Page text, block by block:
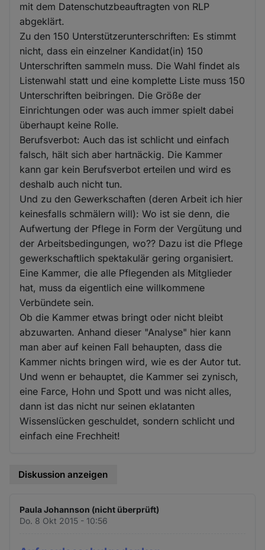
mit dem Datenschutzbeauftragten von RLP
abgeklärt.
Zu den 150 Unterstützerunterschriften: Es stimmt
nicht, dass ein einzelner Kandidat(in) 150
Unterschriften sammeln muss. Die Wahl findet als
Listenwahl statt und eine komplette Liste muss 150
Unterschriften beibringen. Die Größe der
Einrichtungen oder was auch immer spielt dabei
überhaupt keine Rolle.
Berufsverbot: Auch das ist schlicht und einfach
falsch, hält sich aber hartnäckig. Die Kammer
kann gar kein Berufsverbot erteilen und wird es
deshalb auch nicht tun.
Und zu den Gewerkschaften (deren Arbeit ich hier
keinesfalls schmälern will): Wo ist sie denn, die
Aufwertung der Pflege in Form der Vergütung und
der Arbeitsbedingungen, wo?? Dazu ist die Pflege
gewerkschaftlich spektakulär gering organisiert.
Eine Kammer, die alle Pflegenden als Mitglieder
hat, muss da eigentlich eine willkommene
Verbündete sein.
Ob die Kammer etwas bringt oder nicht bleibt
abzuwarten. Anhand dieser "Analyse" hier kann
man aber auf keinen Fall behaupten, dass die
Kammer nichts bringen wird, wie es der Autor tut.
Und wenn er behauptet, die Kammer sei zynisch,
eine Farce, Hohn und Spott und was nicht alles,
dann ist das nicht nur seinen eklatanten
Wissenslücken geschuldet, sondern schlicht und
einfach eine Frechheit!
Diskussion anzeigen
Paula Johannson (nicht überprüft)
Do. 8 Okt 2015 - 10:56